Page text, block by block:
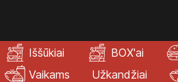
Iššūkiai BOX'ai
Vaikams
Užkandžiai